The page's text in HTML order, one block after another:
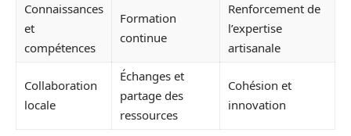
Connaissances
et
compétences
Formation
continue
Renforcement de
l’expertise
artisanale
Collaboration
locale
Échanges et
partage des
ressources
Cohésion et
innovation